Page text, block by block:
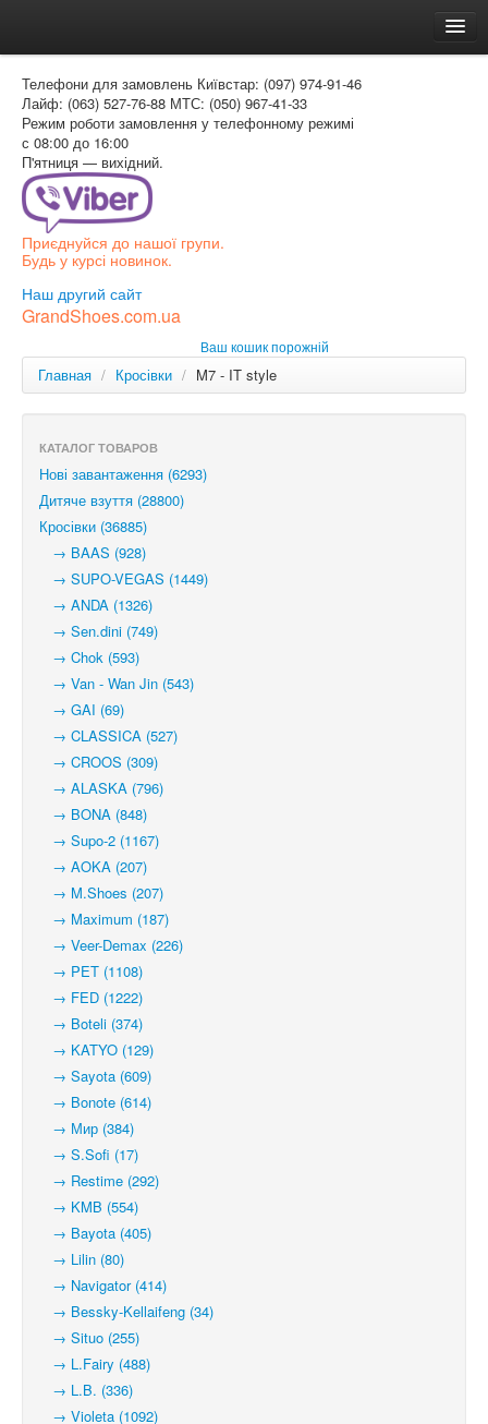
Доставка и оплата
Как заказать
Контакти
Таблиця розмірів
Вхід для покупця
РОС
Телефони для замовлень Київстар: (097) 974-91-46
Лайф: (063) 527-76-88 МТС: (050) 967-41-33
Режим роботи замовлення у телефонному режимі
с 08:00 до 16:00
П'ятниця — вихідний.
Приєднуйся до нашої групи.
Будь у курсі новинок.
Наш другий сайт
GrandShoes.com.ua
Ваш кошик порожній
Главная / Кросівки / M7 - IT style
КАТАЛОГ ТОВАРОВ
Нові завантаження (6293)
Дитяче взуття (28800)
Кросівки (36885)
→ BAAS (928)
→ SUPO-VEGAS (1449)
→ ANDA (1326)
→ Sen.dini (749)
→ Chok (593)
→ Van - Wan Jin (543)
→ GAI (69)
→ CLASSICA (527)
→ CROOS (309)
→ ALASKA (796)
→ BONA (848)
→ Supo-2 (1167)
→ AOKA (207)
→ M.Shoes (207)
→ Maximum (187)
→ Veer-Demax (226)
→ PET (1108)
→ FED (1222)
→ Boteli (374)
→ KATYO (129)
→ Sayota (609)
→ Bonote (614)
→ Мир (384)
→ S.Sofi (17)
→ Restime (292)
→ KMB (554)
→ Bayota (405)
→ Lilin (80)
→ Navigator (414)
→ Bessky-Kellaifeng (34)
→ Situo (255)
→ L.Fairy (488)
→ L.B. (336)
→ Violeta (1092)